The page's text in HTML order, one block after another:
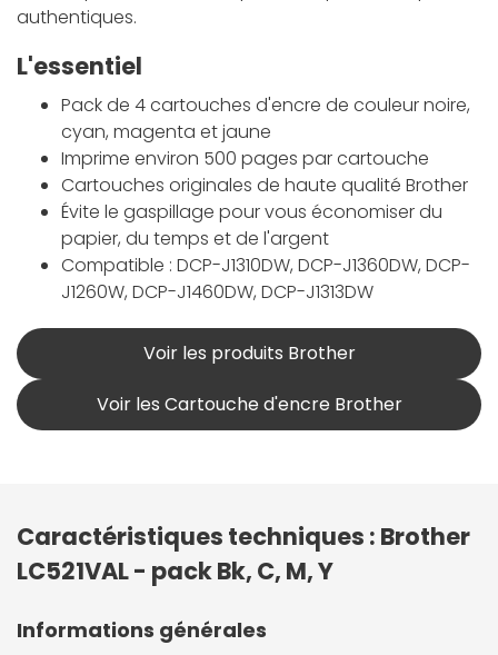
authentiques.
L'essentiel
Pack de 4 cartouches d'encre de couleur noire,
cyan, magenta et jaune
Imprime environ 500 pages par cartouche
Cartouches originales de haute qualité Brother
Évite le gaspillage pour vous économiser du
papier, du temps et de l'argent
Compatible : DCP-J1310DW, DCP-J1360DW, DCP-
J1260W, DCP-J1460DW, DCP-J1313DW
Voir les produits Brother
Voir les Cartouche d'encre Brother
Caractéristiques techniques : Brother
LC521VAL - pack Bk, C, M, Y
Informations générales